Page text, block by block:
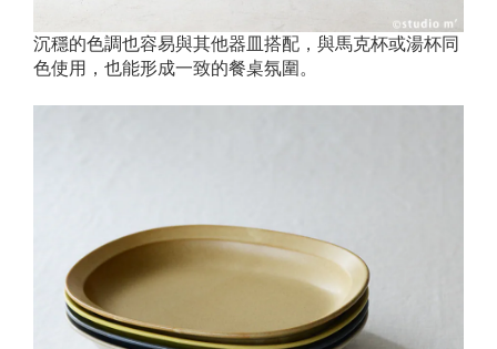
沉穩的色調也容易與其他器皿搭配，與馬克杯或湯杯同
色使用，也能形成一致的餐桌氛圍。